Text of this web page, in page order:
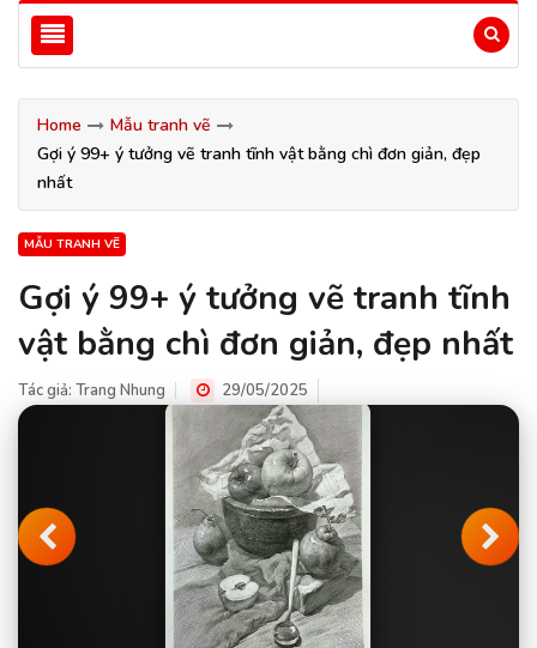
Home
Mẫu tranh vẽ
Gợi ý 99+ ý tưởng vẽ tranh tĩnh vật bằng chì đơn giản, đẹp
nhất
MẪU TRANH VẼ
Gợi ý 99+ ý tưởng vẽ tranh tĩnh
vật bằng chì đơn giản, đẹp nhất
Tác giả: Trang Nhung 29/05/2025